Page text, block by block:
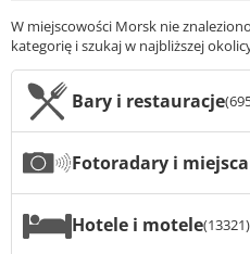
W miejscowości Morsk nie
kategorię i szukaj w najbliższej
Bary i restauracje
Fotoradary i
Hotele i motele(13321)